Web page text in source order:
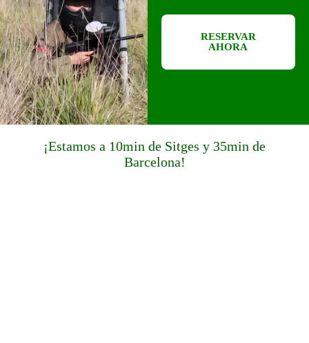
RESERVAR
AHORA
¡Estamos a 10min de Sitges y 35min de
Barcelona!